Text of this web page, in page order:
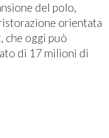
del polo,
orientata
che oggi può
di 17 milioni di